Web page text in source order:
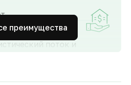
поток и
как от
преимущества